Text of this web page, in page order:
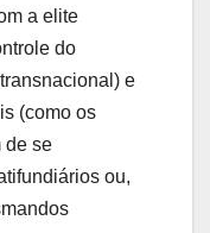
a elite
do
e
(como os
de se
ou,